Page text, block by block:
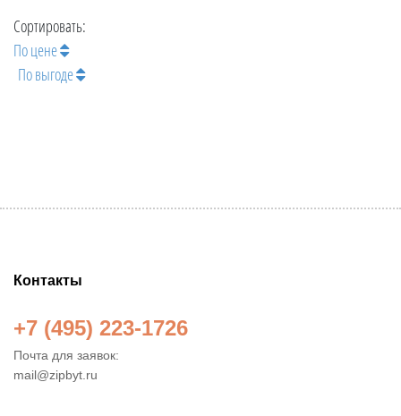
Сортировать:
По цене
По выгоде
Контакты
+7 (495) 223-1726
Почта для заявок:
mail@zipbyt.ru